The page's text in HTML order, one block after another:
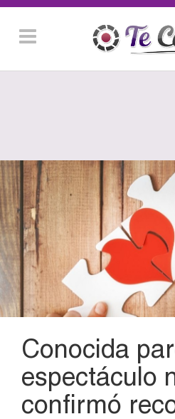
Conocida
espectáculo
confirmó